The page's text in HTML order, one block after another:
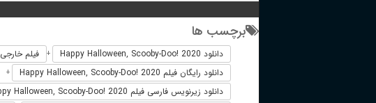
برچسب ها
دانلود Happy Halloween, Scooby-Doo! 2020 + فیلم خارجی Happy Halloween, Scooby-Doo! 2020
دانلود رایگان فیلم Happy Halloween, Scooby-Doo! 2020 +
دانلود زیرنویس فارسی فیلم Happy Halloween, Scooby-Doo! 2020